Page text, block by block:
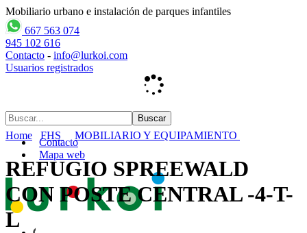
Mobiliario urbano e instalación de parques infantiles
667 563 074
945 102 616
Contacto - info@lurkoi.com
Usuarios registrados
Contacto
Mapa web
Home FHS MOBILIARIO Y EQUIPAMIENTO
REFUGIO SPREEWALD
CON POSTE CENTRAL -4-T-
L